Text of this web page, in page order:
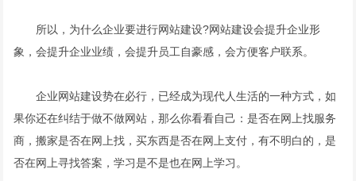
所以，为什么企业要进行网站建设?网站建设会提升企业形
象，会提升企业业绩，会提升员工自豪感，会方便客户联系。
企业网站建设势在必行，已经成为现代人生活的一种方式，如
果你还在纠结于做不做网站，那么你看看自己：是否在网上找服务
商，搬家是否在网上找，买东西是否在网上支付，有不明白的，是
否在网上寻找答案，学习是不是也在网上学习。